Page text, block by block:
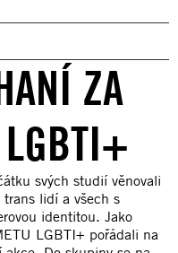
ZA
svých studií věnovali
lidí a všech s
identitou. Jako
LGBTI+ pořádali na